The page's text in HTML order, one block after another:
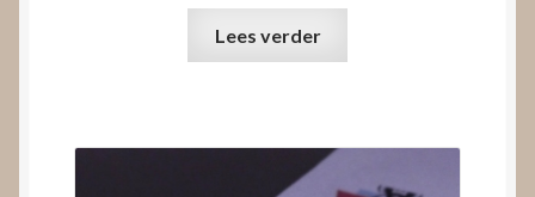
Lees verder